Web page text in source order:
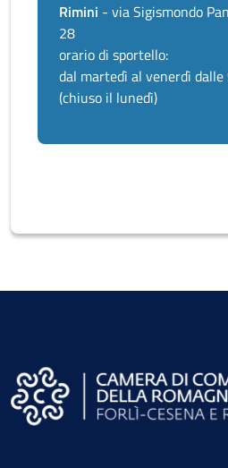
Rimini - via Sigismondo
28
orario di sportello:
dal martedì al venerdì
(chiuso il lunedì)